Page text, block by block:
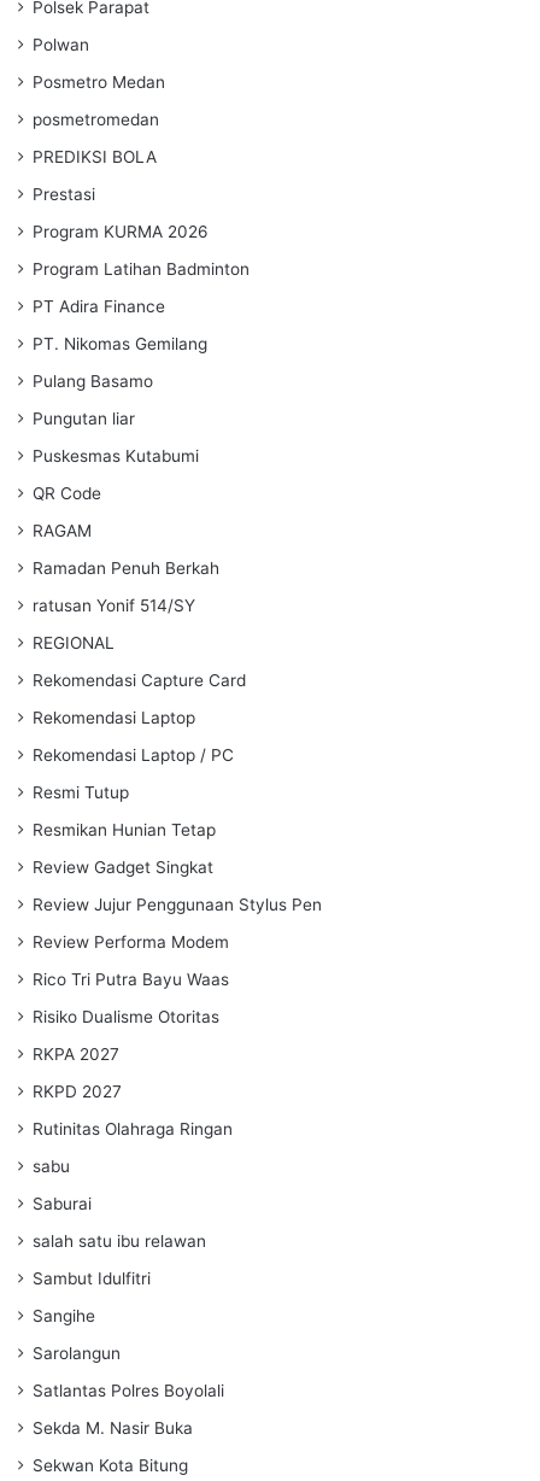
Polsek Parapat
Polwan
Posmetro Medan
posmetromedan
PREDIKSI BOLA
Prestasi
Program KURMA 2026
Program Latihan Badminton
PT Adira Finance
PT. Nikomas Gemilang
Pulang Basamo
Pungutan liar
Puskesmas Kutabumi
QR Code
RAGAM
Ramadan Penuh Berkah
ratusan Yonif 514/SY
REGIONAL
Rekomendasi Capture Card
Rekomendasi Laptop
Rekomendasi Laptop / PC
Resmi Tutup
Resmikan Hunian Tetap
Review Gadget Singkat
Review Jujur Penggunaan Stylus Pen
Review Performa Modem
Rico Tri Putra Bayu Waas
Risiko Dualisme Otoritas
RKPA 2027
RKPD 2027
Rutinitas Olahraga Ringan
sabu
Saburai
salah satu ibu relawan
Sambut Idulfitri
Sangihe
Sarolangun
Satlantas Polres Boyolali
Sekda M. Nasir Buka
Sekwan Kota Bitung